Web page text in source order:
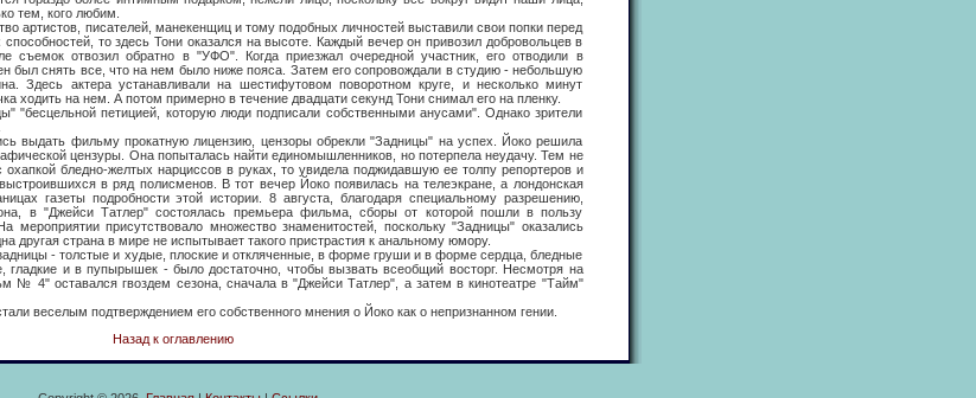
тем, кого любим.
писателей, манекенщиц и тому подобных личностей выставили свои попки перед
способностей, то здесь Тони оказался на высоте. Каждый вечер он привозил добровольцев в
съемок отвозил обратно в "УФО". Когда приезжал очередной участник, его отводили в
был снять все, что на нем было ниже пояса. Затем его сопровождали в студию - небольшую
Здесь актера устанавливали на шестифутовом поворотном круге, и несколько минут
ходить на нем. А потом примерно в течение двадцати секунд Тони снимал его на пленку.
петицией, которую люди подписали собственными анусами". Однако зрители
фильму прокатную лицензию, цензоры обрекли "Задницы" на успех. Йоко решила
цензуры. Она попыталась найти единомышленников, но потерпела неудачу. Тем не
бледно-желтых нарциссов в руках, то увидела поджидавшую ее толпу репортеров и
в ряд полисменов. В тот вечер Йоко появилась на телеэкране, а лондонская
газеты подробности этой истории. 8 августа, благодаря специальному разрешению,
в "Джейси Татлер" состоялась премьера фильма, сборы от которой пошли в пользу
мероприятии присутствовало множество знаменитостей, поскольку "Задницы" оказались
другая страна в мире не испытывает такого пристрастия к анальному юмору.
- толстые и худые, плоские и откляченные, в форме груши и в форме сердца, бледные
гладкие и в пупырышек - было достаточно, чтобы вызвать всеобщий восторг. Несмотря на
№ 4" оставался гвоздем сезона, сначала в "Джейси Татлер", а затем в кинотеатре "Тайм"
подтверждением его собственного мнения о Йоко как о непризнанном гении.
Назад к оглавлению